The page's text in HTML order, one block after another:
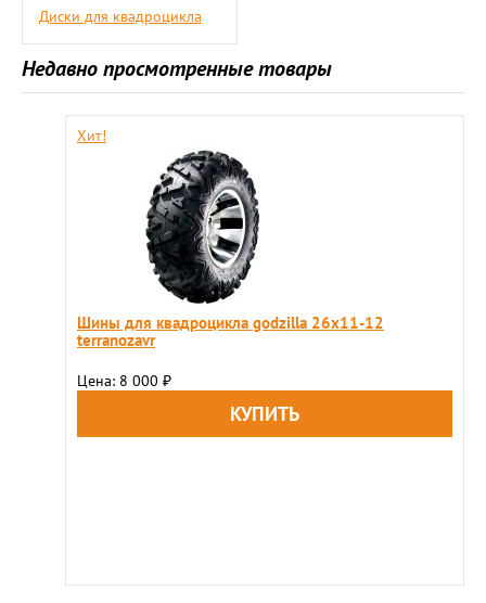
Диски для квадроцикла
Недавно просмотренные товары
Хит!
Шины для квадроцикла godzilla 26х11-12
terranozavr
Цена: 8 000 ₽